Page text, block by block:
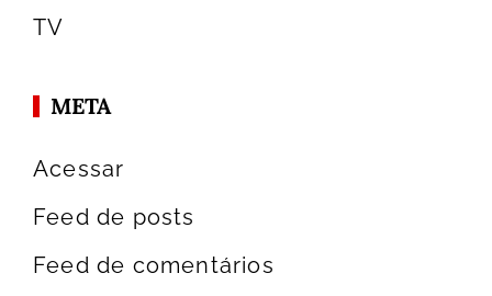
TV
META
Acessar
Feed de posts
Feed de comentários